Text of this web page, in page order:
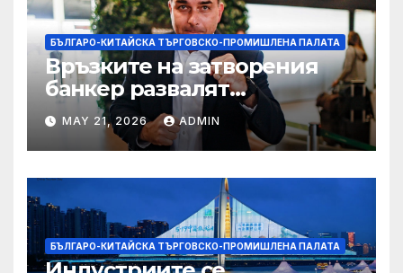
БЪЛГАРО-КИТАЙСКА ТЪРГОВСКО-ПРОМИШЛЕНА ПАЛАТА
Връзките на затворения
банкер развалят
надеждите на Флавио
Болсонаро за президент на
Бразилия
MAY 21, 2026 ADMIN
БЪЛГАРО-КИТАЙСКА ТЪРГОВСКО-ПРОМИШЛЕНА ПАЛАТА